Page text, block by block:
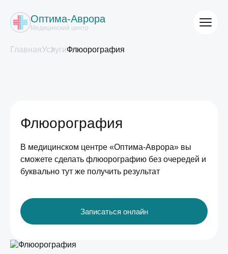
Оптима-Аврора
Медицинский центр
ГлавнаяУслугиФлюорография
Флюорография
В медицинском центре «Оптима-Аврора» вы
сможете сделать флюорографию без очередей и
буквально тут же получить результат
Записаться онлайн